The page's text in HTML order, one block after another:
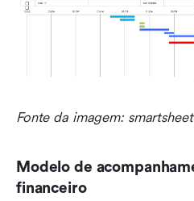
Fonte da imagem:
Modelo de
financeiro